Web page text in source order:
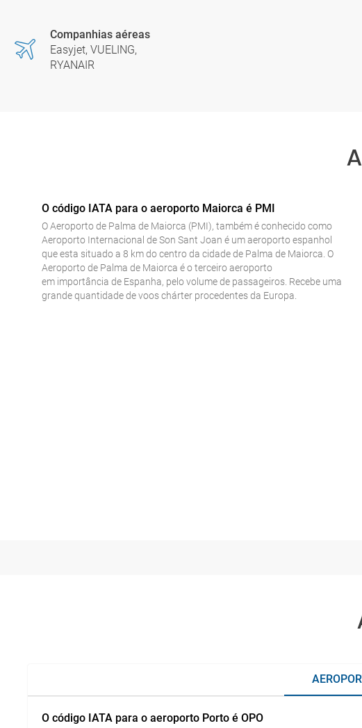
Companhias aéreas
Easyjet, VUELING,
RYANAIR
O código IATA para o aeroporto Maiorca é PMI
O Aeroporto de Palma de Maiorca (PMI), também é conhecido como
Aeroporto Internacional de Son Sant Joan é um aeroporto espanhol
que esta situado a 8 km do centro da cidade de Palma de Maiorca. O
Aeroporto de Palma de Maiorca é o terceiro aeroporto
em importância de Espanha, pelo volume de passageiros. Recebe uma
grande quantidade de voos chárter procedentes da Europa.
O código IATA para o aeroporto Porto é OPO